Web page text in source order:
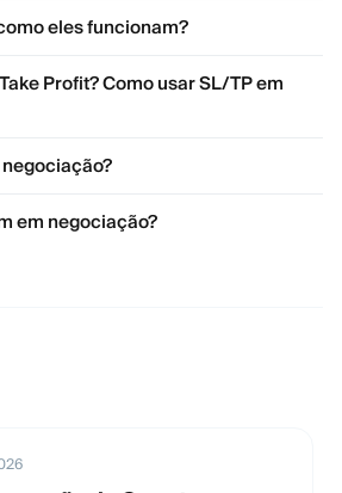
eles funcionam?
Profit? Como usar SL/TP em
em negociação?